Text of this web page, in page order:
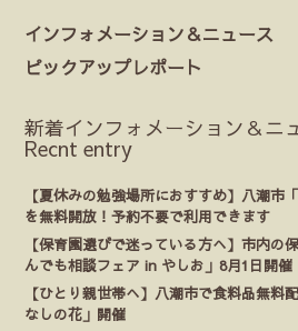
インフォメーション＆ニュース
ピックアップレポート
新着インフォメーション＆ニ
Recnt entry
【夏休みの勉強場所におすすめ】八潮市
を無料開放！予約不要で利用できます
【保育園選びで迷っている方へ】市内の
んでも相談フェア in やしお」8月1日開催
【ひとり親世帯へ】八潮市で食料品無料
なしの花」開催